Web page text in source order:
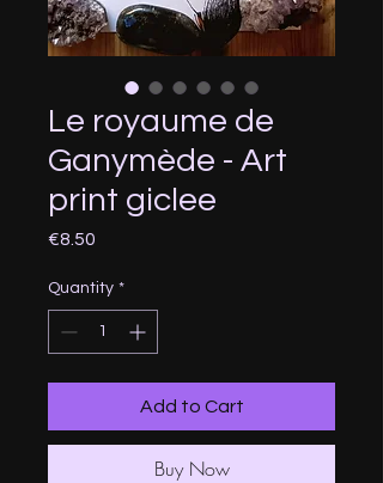
Le royaume de
Ganymède - Art
print giclee
€8.50
Quantity *
Add to Cart
Buy Now